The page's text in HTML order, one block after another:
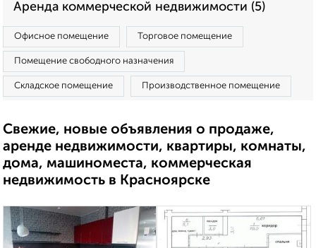
Аренда коммерческой недвижимости (5)
Офисное помещение Торговое помещение
Помещение свободного назначения
Складское помещение Производственное помещение
Свежие, новые объявления о продаже,
аренде недвижимости, квартиры, комнаты,
дома, машиноместа, коммерческая
недвижимость в Красноярске